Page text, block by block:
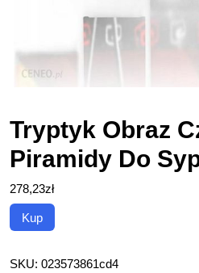
Tryptyk Obraz
Piramidy Do
278,23zł
Kup
SKU: 023573861cd4